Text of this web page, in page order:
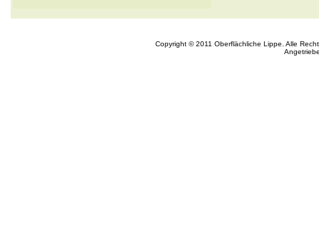
Copyright © 2011 Oberflächliche Lippe. Alle